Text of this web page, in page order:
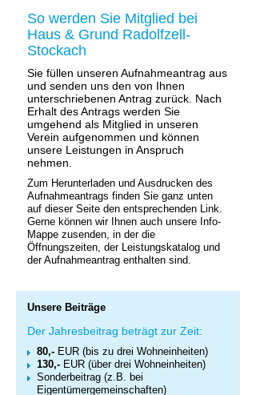
So werden Sie Mitglied bei
Haus & Grund Radolfzell-
Stockach
Sie füllen unseren Aufnahmeantrag aus
und senden uns den von Ihnen
unterschriebenen Antrag zurück. Nach
Erhalt des Antrags werden Sie
umgehend als Mitglied in unseren
Verein aufgenommen und können
unsere Leistungen in Anspruch
nehmen.
Zum Herunterladen und Ausdrucken des
Aufnahmeantrags finden Sie ganz unten
auf dieser Seite den entsprechenden Link.
Gerne können wir Ihnen auch unsere Info-
Mappe zusenden, in der die
Öffnungszeiten, der Leistungskatalog und
der Aufnahmeantrag enthalten sind.
Unsere Beiträge
Der Jahresbeitrag beträgt zur Zeit:
80,- EUR (bis zu drei Wohneinheiten)
130,- EUR (über drei Wohneinheiten)
Sonderbeitrag (z.B. bei
Eigentümergemeinschaften)